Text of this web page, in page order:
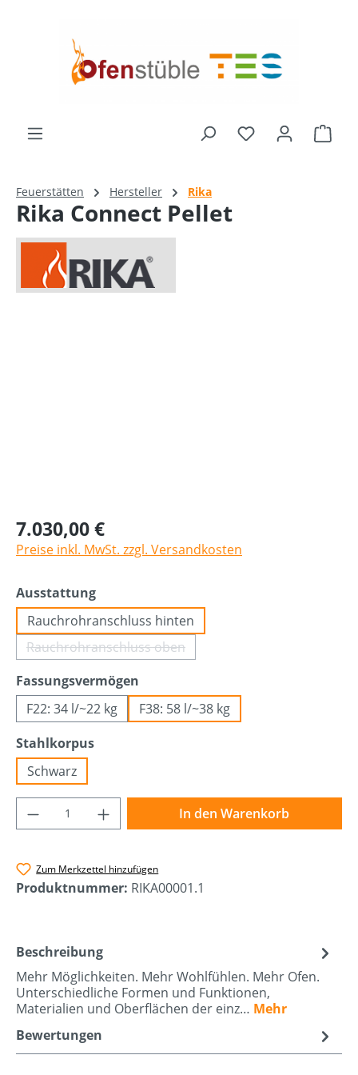
Feuerstätten Hersteller Rika
Rika Connect Pellet
7.030,00 €
Preise inkl. MwSt. zzgl. Versandkosten
Ausstattungauswählen
Rauchrohranschluss hinten
Rauchrohranschluss oben(Diese Option ist zurzeit nicht verfügbar.)
Fassungsvermögen
F22: 34 l/~22 kg
F38: 58 l/~38 kg
Stahlkorpusauswählen
Schwarz
Produkt Anzahl: Gib den gewünschten
In den Warenkorb
Zum Merkzettel hinzufügen
Produktnummer: RIKA00001.1
Beschreibung
Mehr Möglichkeiten. Mehr Wohlfühlen. Mehr Ofen.
Unterschiedliche Formen und Funktionen,
Materialien und Oberflächen der einz… Mehr
Bewertungen